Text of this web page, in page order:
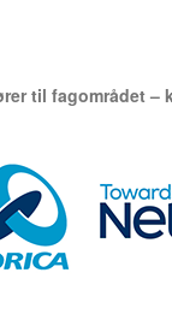
til fagområdet